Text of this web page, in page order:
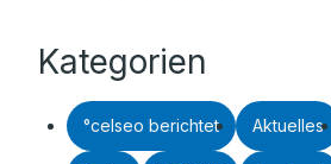
Kategorien
°celseo berichtet Aktuelles